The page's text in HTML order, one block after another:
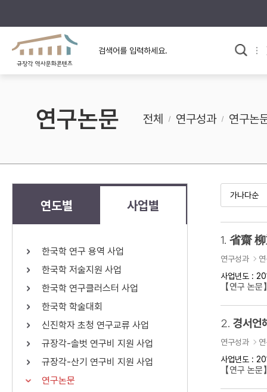
규장각의 어제와 오늘
규장각 소개영상
사료와 문학으로 본
고대
조선 후기
근대
검색 연산자 사용안내
연산자
AND
OR 정조 OR 정약용 “정조” 또는 “
료를 검색
연구논문 전체 연구성과 연구논
연도별 사업별
한국학 연구 용역 사업
한국학 저술지원 사업
한국학 연구클러스터 사업
한국학 학술대회
신진학자 초청 연구교류 사업
규장각-솔벗 연구비 지원 사업
규장각-산기 연구비 지원 사업
연구논문
1. 省齋
연구성과
사업년도 :
【연구 논
2. 경서언
연구성과
사업년도 :
【연구 논